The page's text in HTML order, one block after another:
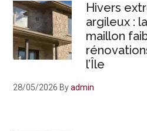
Hivers
argileux :
maillon
l’Île
28/05/2026 Byadmin